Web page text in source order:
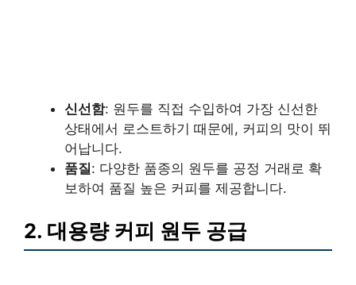
신선함: 원두를 직접 수입하여 가장 신선한
상태에서 로스트하기 때문에, 커피의 맛이 뛰
어납니다.
품질: 다양한 품종의 원두를 공정 거래로 확
보하여 품질 높은 커피를 제공합니다.
2. 대용량 커피 원두 공급